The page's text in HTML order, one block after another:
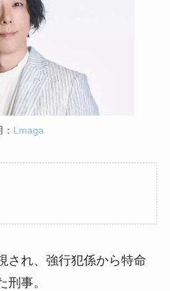
Lmaga
され、強行犯係から特命
事。